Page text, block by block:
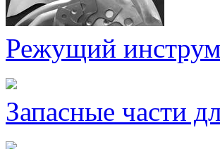
Режущий
Запасные части